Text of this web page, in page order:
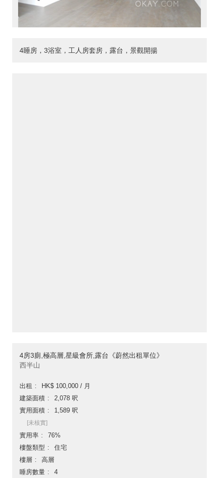
4睡房，3浴室，工人房套房，露台，景觀開揚
4房3廁,極高層,星級會所,露台《蔚然出租單位》
西半山
出租
HK$ 100,000 / 月
建築面積
2,078 呎
實用面積
1,589 呎
[未核實]
實用率
76%
樓盤類型
住宅
樓層
高層
睡房數量
4